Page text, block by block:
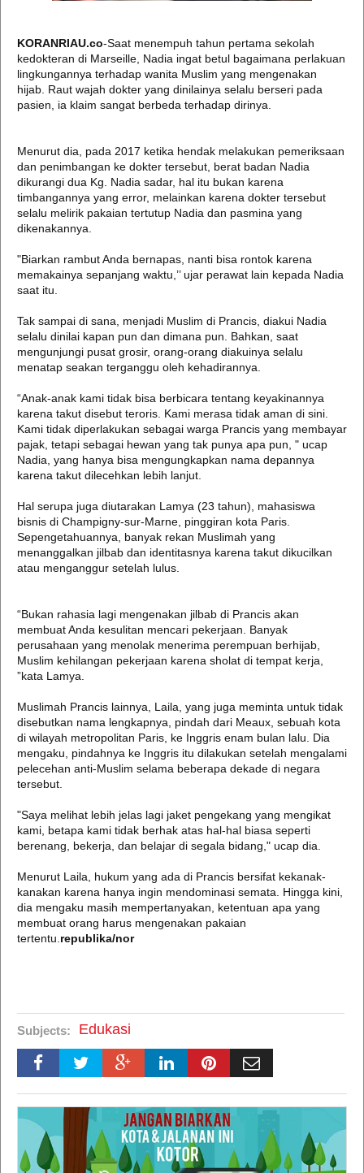
KORANRIAU.co-Saat menempuh tahun pertama sekolah
kedokteran di Marseille, Nadia ingat betul bagaimana perlakuan
lingkungannya terhadap wanita Muslim yang mengenakan
hijab. Raut wajah dokter yang dinilainya selalu berseri pada
pasien, ia klaim sangat berbeda terhadap dirinya.
Menurut dia, pada 2017 ketika hendak melakukan pemeriksaan
dan penimbangan ke dokter tersebut, berat badan Nadia
dikurangi dua Kg. Nadia sadar, hal itu bukan karena
timbangannya yang error, melainkan karena dokter tersebut
selalu melirik pakaian tertutup Nadia dan pasmina yang
dikenakannya.
"Biarkan rambut Anda bernapas, nanti bisa rontok karena
memakainya sepanjang waktu,’’ ujar perawat lain kepada Nadia
saat itu.
Tak sampai di sana, menjadi Muslim di Prancis, diakui Nadia
selalu dinilai kapan pun dan dimana pun. Bahkan, saat
mengunjungi pusat grosir, orang-orang diakuinya selalu
menatap seakan terganggu oleh kehadirannya.
“Anak-anak kami tidak bisa berbicara tentang keyakinannya
karena takut disebut teroris. Kami merasa tidak aman di sini.
Kami tidak diperlakukan sebagai warga Prancis yang membayar
pajak, tetapi sebagai hewan yang tak punya apa pun, " ucap
Nadia, yang hanya bisa mengungkapkan nama depannya
karena takut dilecehkan lebih lanjut.
Hal serupa juga diutarakan Lamya (23 tahun), mahasiswa
bisnis di Champigny-sur-Marne, pinggiran kota Paris.
Sepengetahuannya, banyak rekan Muslimah yang
menanggalkan jilbab dan identitasnya karena takut dikucilkan
atau menganggur setelah lulus.
“Bukan rahasia lagi mengenakan jilbab di Prancis akan
membuat Anda kesulitan mencari pekerjaan. Banyak
perusahaan yang menolak menerima perempuan berhijab,
Muslim kehilangan pekerjaan karena sholat di tempat kerja,
”kata Lamya.
Muslimah Prancis lainnya, Laila, yang juga meminta untuk tidak
disebutkan nama lengkapnya, pindah dari Meaux, sebuah kota
di wilayah metropolitan Paris, ke Inggris enam bulan lalu. Dia
mengaku, pindahnya ke Inggris itu dilakukan setelah mengalami
pelecehan anti-Muslim selama beberapa dekade di negara
tersebut.
"Saya melihat lebih jelas lagi jaket pengekang yang mengikat
kami, betapa kami tidak berhak atas hal-hal biasa seperti
berenang, bekerja, dan belajar di segala bidang," ucap dia.
Menurut Laila, hukum yang ada di Prancis bersifat kekanak-
kanakan karena hanya ingin mendominasi semata. Hingga kini,
dia mengaku masih mempertanyakan, ketentuan apa yang
membuat orang harus mengenakan pakaian
tertentu. republika/nor
Subjects: Edukasi